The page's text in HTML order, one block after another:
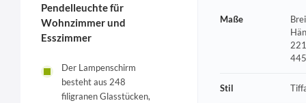
Pendelleuchte für
Wohnzimmer und
Esszimmer
Der Lampenschirm
besteht aus 248
filigranen Glasstücken,
Maße
Stil